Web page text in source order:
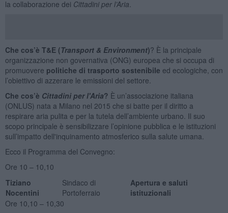
la collaborazione dei Cittadini per l’Aria
Che cos’è T&E (Transport & Environment)? È la principale
organizzazione non governativa (ONG) europea che si occupa di
promuovere politiche di trasporto sostenibile ed ecologiche, con
l’obiettivo di azzerare le emissioni del settore.
Che cos’è Cittadini per l'Aria? È un’associazione italiana
(ONLUS) nata a Milano nel 2015 che si batte per il diritto a
respirare aria pulita e per la tutela dell’ambiente urbano. Il suo
scopo principale è sensibilizzare l’opinione pubblica e le istituzioni
sull’impatto dell'inquinamento atmosferico sulla salute umana.
Ecco il Programma del Convegno:
Ore 10 – 10,10
Tiziano
Nocentini
Sindaco di
Portoferraio
Apertura e saluti
istituzionali
Ore 10,10 – 10,30